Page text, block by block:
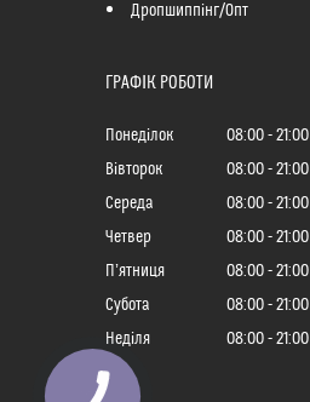
Дропшиппінг/Опт
ГРАФІК РОБОТИ
Понеділок 08:00
21:00
Вівторок
08:00
21:00
Середа
08:00
21:00
Четвер
08:00
21:00
Пʼятниця
08:00
21:00
Субота
08:00
21:00
Неділя
08:00 21:00